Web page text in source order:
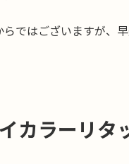
ではございますが、早
カラーリタ